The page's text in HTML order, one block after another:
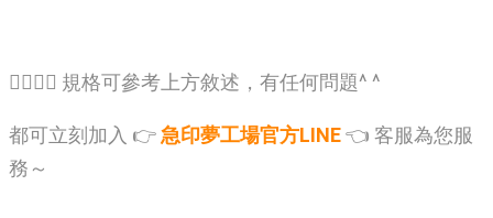
🙋‍♂️🙋‍♂️ 規格可參考上方敘述，有任何問題^ ^
都可立刻加入 👉急印夢工場官方LINE👈 客服為您服
務～